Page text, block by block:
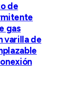
de
gas
varilla de